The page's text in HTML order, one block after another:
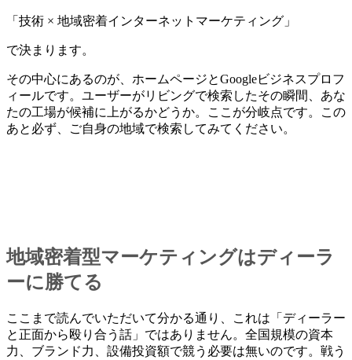
「技術 × 地域密着インターネットマーケティング」
で決まります。
その中心にあるのが、ホームページとGoogleビジネスプロフ
ィールです。ユーザーがリビングで検索したその瞬間、あな
たの工場が候補に上がるかどうか。ここが分岐点です。この
あと必ず、ご自身の地域で検索してみてください。
地域密着型マーケティングはディーラ
ーに勝てる
ここまで読んでいただいて分かる通り、これは「ディーラー
と正面から殴り合う話」ではありません。全国規模の資本
力、ブランド力、設備投資額で競う必要は無いのです。戦う